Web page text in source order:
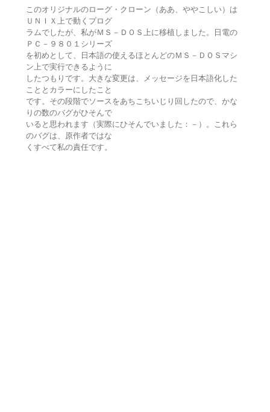
このオリジナルのローグ・クローン（ああ、ややこしい）は
ＵＮＩＸ上で動くプログ
ラムでしたが、私がＭＳ－ＤＯＳ上に移植しました。日電の
ＰＣ－９８０１シリーズ
を初めとして、日本語の使えるほとんどのＭＳ－ＤＯＳマシ
ン上で実行できるように
したつもりです。大きな変更は、メッセージを日本語化した
こととカラーにしたこと
です。その段階でソースをあちこちいじり回したので、かな
りの数のバグがひそんで
いると思われます（実際にひそんでいました：－）。これら
のバグは、原作者ではな
くすべて私の責任です。